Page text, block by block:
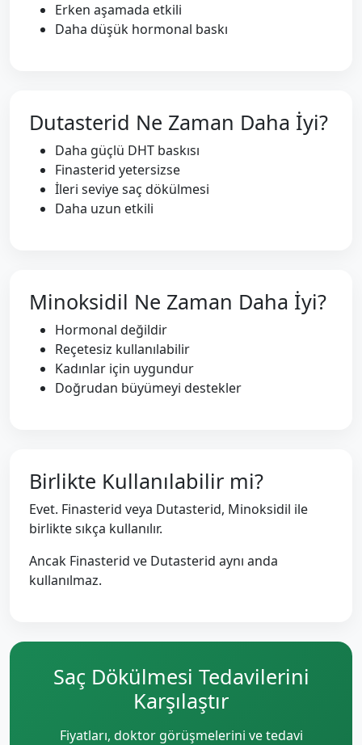
Erken aşamada etkili
Daha düşük hormonal baskı
Dutasterid Ne Zaman Daha İyi?
Daha güçlü DHT baskısı
Finasterid yetersizse
İleri seviye saç dökülmesi
Daha uzun etkili
Minoksidil Ne Zaman Daha İyi?
Hormonal değildir
Reçetesiz kullanılabilir
Kadınlar için uygundur
Doğrudan büyümeyi destekler
Birlikte Kullanılabilir mi?
Evet. Finasterid veya Dutasterid, Minoksidil ile
birlikte sıkça kullanılır.
Ancak Finasterid ve Dutasterid aynı anda
kullanılmaz.
Saç Dökülmesi Tedavilerini
Karşılaştır
Fiyatları, doktor görüşmelerini ve tedavi